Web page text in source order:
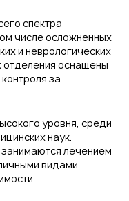
спектра
числе осложненных
и неврологических
отделения оснащены
за
уровня, среди
наук.
лечением
видами